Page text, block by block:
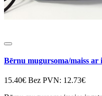
Bērnu mugursoma/maiss
15.40€ Bez PVN: 12.73€